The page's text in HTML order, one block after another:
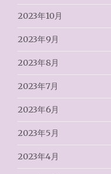
2023年10月
2023年9月
2023年8月
2023年7月
2023年6月
2023年5月
2023年4月